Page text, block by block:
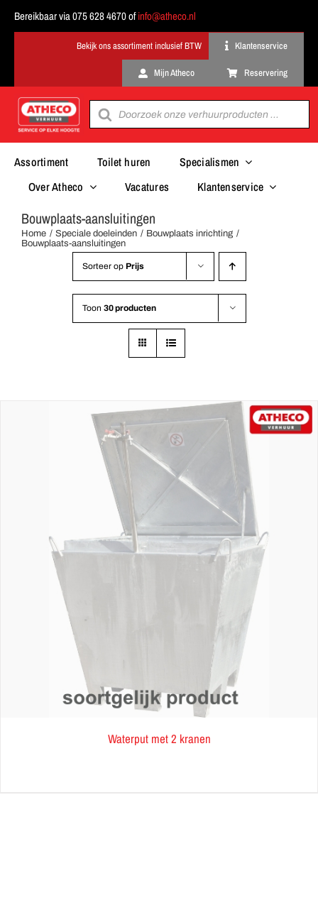
Bereikbaar via 075 628 4670 ofinfo@atheco.nl
Klantenservice
Mijn Atheco Reservering
Producten
zoeken
Assortiment Toilet huren
Specialismen
Over Atheco
Vacatures Klantenservice
Bouwplaats-aansluitingen
Home Speciale doeleinden
Bouwplaats inrichting
Bouwplaats-aansluitingen
Sorteer op Prijs
Toon 30 producten
Waterput met 2 kranen